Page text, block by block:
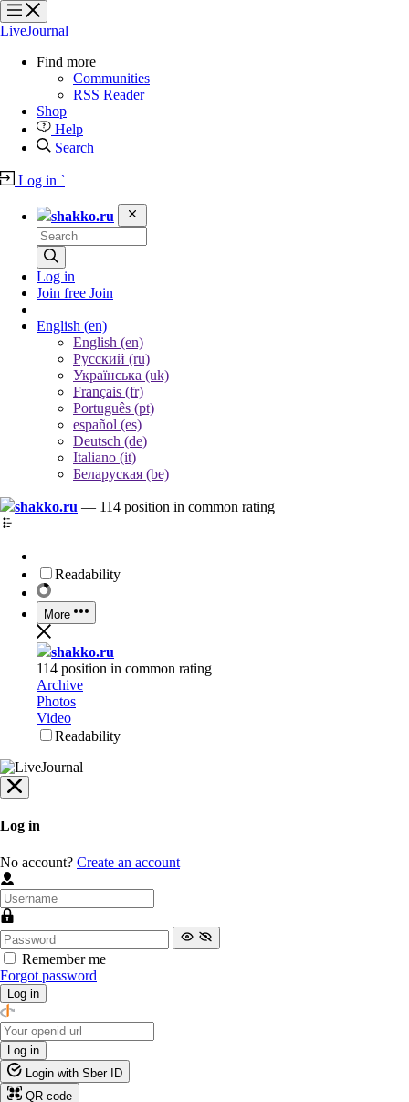
?
?
?
?
LiveJournal
Find more
Communities
RSS Reader
Shop
Help
Search
Log in `
shakko.ru
Log in
Join free Join
English (en)
English (en)
Русский (ru)
Українська (uk)
Français (fr)
Português (pt)
español (es)
Deutsch (de)
Italiano (it)
Беларуская (be)
shakko.ru — 114 position in common rating
Readability
More
shakko.ru
114 position in common rating
Archive
Photos
Video
Readability
Log in
No account? Create an account
Remember me
Forgot password
Log in
Log in
Login with Sber ID
QR code